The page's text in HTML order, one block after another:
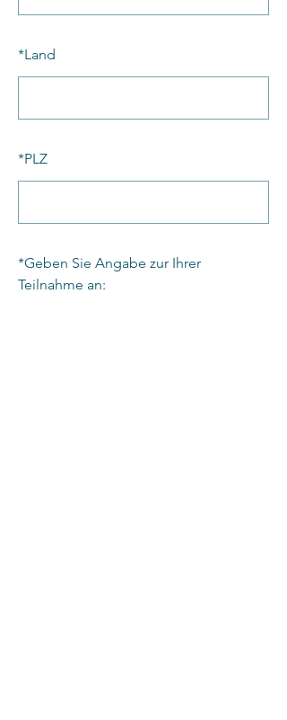
*Land
*PLZ
*Geben Sie Angabe zur Ihrer
Teilnahme an: